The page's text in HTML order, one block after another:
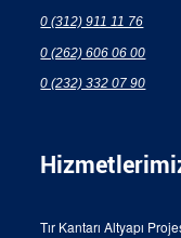
0 (312) 911 11 76
0 (262) 606 06 00
0 (232) 332 07 90
Tır Kantarı Altyapı